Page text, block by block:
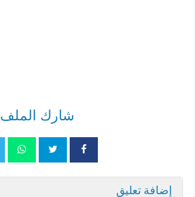
شارك الملف
إضافة تعليق